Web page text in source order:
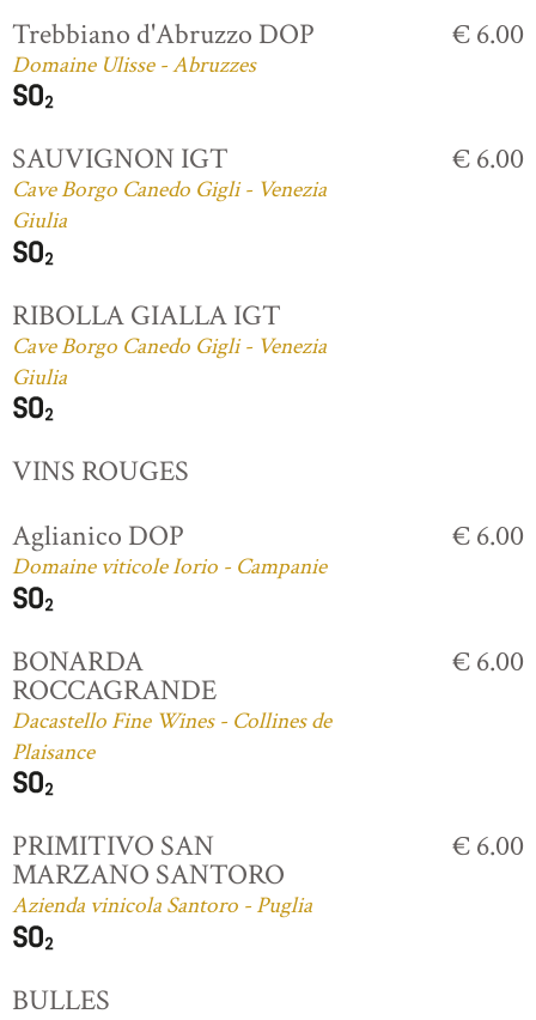
Trebbiano d'Abruzzo DOP
Domaine Ulisse - Abruzzes
€ 6.00
SAUVIGNON IGT
Cave Borgo Canedo Gigli - Venezia
Giulia
€ 6.00
RIBOLLA GIALLA IGT
Cave Borgo Canedo Gigli - Venezia
Giulia
VINS ROUGES
Aglianico DOP
Domaine viticole Iorio - Campanie
€ 6.00
BONARDA
ROCCAGRANDE
Dacastello Fine Wines - Collines de
Plaisance
€ 6.00
PRIMITIVO SAN
MARZANO SANTORO
Azienda vinicola Santoro - Puglia
€ 6.00
BULLES